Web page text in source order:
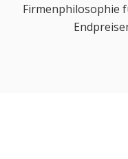
Firmenphilosophie